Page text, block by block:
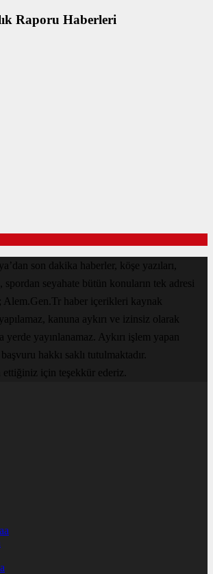
Raporu Haberleri
son dakika haberler, köşe yazıları,
spordan seyahate bütün konuların tek adresi
haber içerikleri kaynak
kanuna aykırı ve izinsiz olarak
yerde yayınlanamaz. Aykırı işlem yapan
hakkı saklı tutulmaktadır.
için teşekkür ederiz.